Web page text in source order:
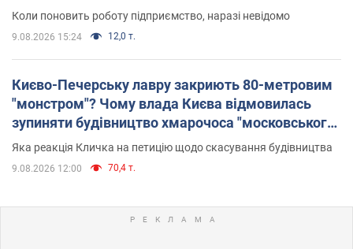
Коли поновить роботу підприємство, наразі невідомо
9.08.2026 15:24 12,0 т.
Києво-Печерську лавру закриють 80-метровим
"монстром"? Чому влада Києва відмовилась
зупиняти будівництво хмарочоса "московського
вірянина"
Яка реакція Кличка на петицію щодо скасування будівництва
9.08.2026 12:00 70,4 т.